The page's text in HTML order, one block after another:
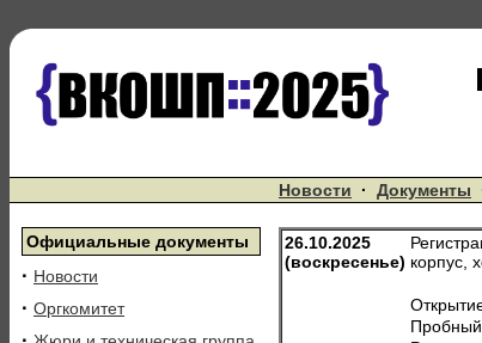
Новости · Документы
Официальные документы
· Новости
· Оргкомитет
26.10.2025
(воскресенье) корпус,
Пробный